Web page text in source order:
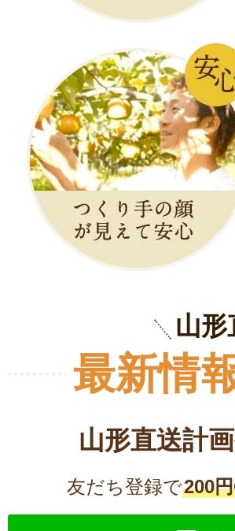
山
最新情
山形直送計
友だち登録で200